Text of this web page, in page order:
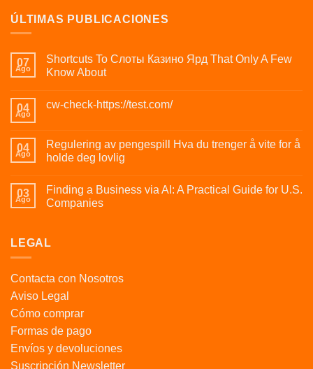
ÚLTIMAS PUBLICACIONES
07
Ago
Shortcuts To Слоты Казино Ярд That Only A Few
Know About
04
Ago
cw-check-https://test.com/
04
Ago
Regulering av pengespill Hva du trenger å vite for å
holde deg lovlig
03
Ago
Finding a Business via AI: A Practical Guide for U.S.
Companies
LEGAL
Contacta con Nosotros
Aviso Legal
Cómo comprar
Formas de pago
Envíos y devoluciones
Suscripción Newsletter